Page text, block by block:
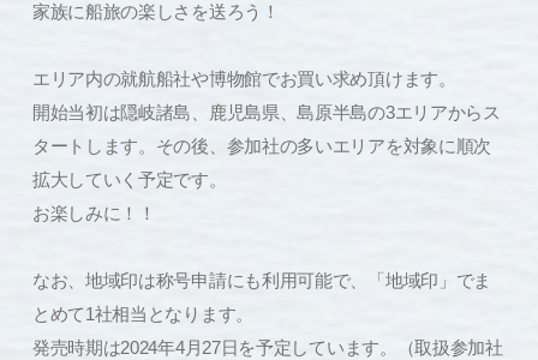
家族に船旅の楽しさを送ろう！
エリア内の就航船社や博物館でお買い求め頂けます。
開始当初は隠岐諸島、鹿児島県、島原半島の3エリアからス
タートします。その後、参加社の多いエリアを対象に順次
拡大していく予定です。
お楽しみに！！
なお、地域印は称号申請にも利用可能で、「地域印」でま
とめて1社相当となります。
発売時期は2024年4月27日を予定しています。（取扱参加社